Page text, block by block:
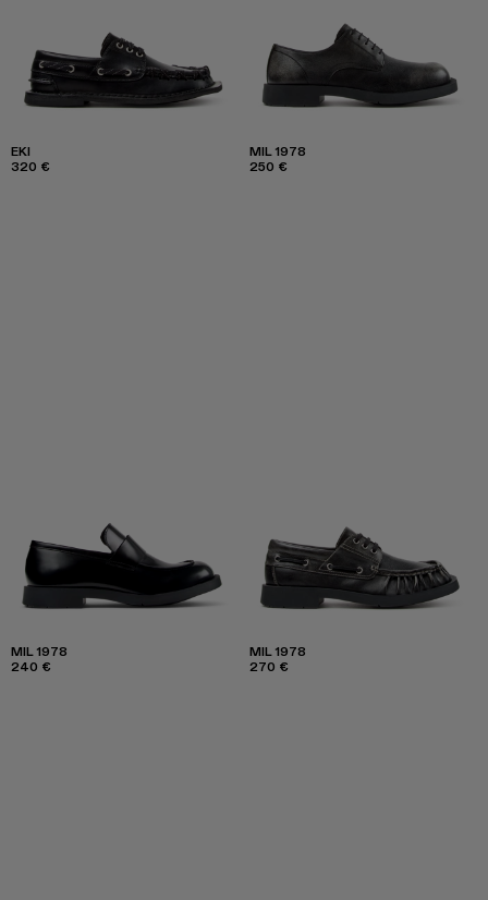
EKI
320 €
MIL 1978
250 €
MIL 1978
240 €
MIL 1978
270 €